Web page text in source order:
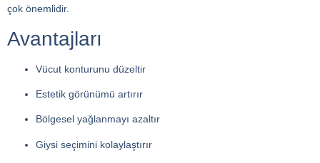
çok önemlidir.
Avantajları
Vücut konturunu düzeltir
Estetik görünümü artırır
Bölgesel yağlanmayı azaltır
Giysi seçimini kolaylaştırır